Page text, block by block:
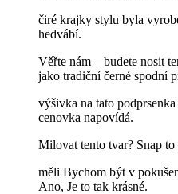
čiré krajky stylu byla
hedvábí.
Věřte nám—budete nosit
jako tradiční černé spodní
výšivka na tato
cenovka napovídá.
Milovat tento tvar? Snap to
měli Bychom být v
Ano, Je to tak krásné.